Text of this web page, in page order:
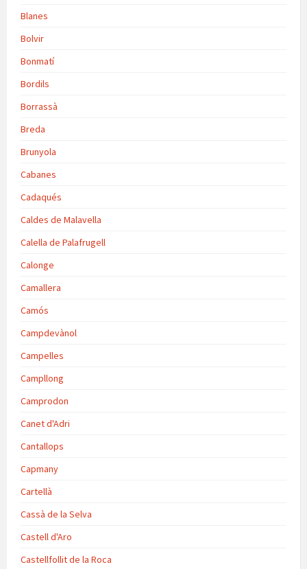
Blanes
Bolvir
Bonmatí
Bordils
Borrassà
Breda
Brunyola
Cabanes
Cadaqués
Caldes de Malavella
Calella de Palafrugell
Calonge
Camallera
Camós
Campdevànol
Campelles
Campllong
Camprodon
Canet d'Adri
Cantallops
Capmany
Cartellà
Cassà de la Selva
Castell d'Aro
Castellfollit de la Roca